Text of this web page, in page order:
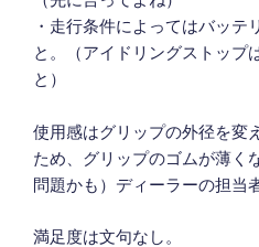
・走行条件によってはバッテ
と。（アイドリングストップ
と）
使用感はグリップの外径を変
ため、グリップのゴムが薄く
問題かも）ディーラーの担当
満足度は文句なし。